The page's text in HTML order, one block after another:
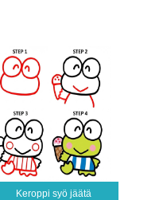
Keroppi syö jäätä